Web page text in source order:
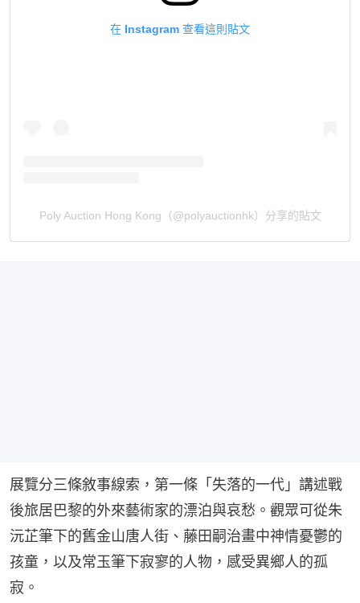
在 Instagram 查看這則貼文
Poly Auction Hong Kong（@polyauctionhk）分享的貼文
展覽分三條敘事線索，第一條「失落的一代」講述戰
後旅居巴黎的外來藝術家的漂泊與哀愁。觀眾可從朱
沅芷筆下的舊金山唐人街、藤田嗣治畫中神情憂鬱的
孩童，以及常玉筆下寂寥的人物，感受異鄉人的孤
寂。